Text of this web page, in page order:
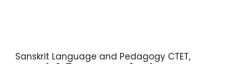
Sanskrit Language and Pedagogy CTET,